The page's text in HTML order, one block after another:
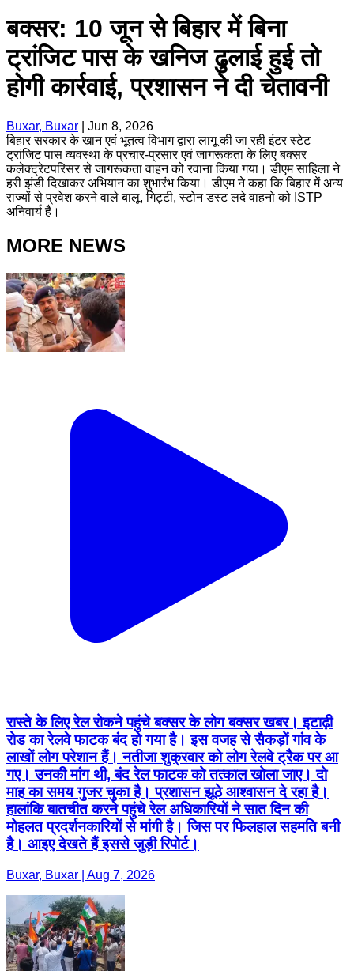
बक्सर: 10 जून से बिहार में बिना
ट्रांजिट पास के खनिज ढुलाई हुई तो
होगी कार्रवाई, प्रशासन ने दी चेतावनी
Buxar, Buxar
Jun 8, 2026
बिहार सरकार के खान एवं भूतत्व विभाग द्वारा लागू की जा रही इंटर स्टेट
ट्रांजिट पास व्यवस्था के प्रचार-प्रसार एवं जागरूकता के लिए बक्सर
कलेक्ट्रेटपरिसर से जागरूकता वाहन को रवाना किया गया। डीएम साहिला ने
हरी झंडी दिखाकर अभियान का शुभारंभ किया। डीएम ने कहा कि बिहार में अन्य
राज्यों से प्रवेश करने वाले बालू, गिट्टी, स्टोन डस्ट लदे वाहनो को ISTP
अनिवार्य है।
MORE NEWS
रास्ते के लिए रेल रोकने पहुंचे बक्सर के लोग बक्सर खबर। इटाढ़ी
रोड का रेलवे फाटक बंद हो गया है। इस वजह से सैकड़ों गांव के
लाखों लोग परेशान हैं। नतीजा शुक्रवार को लोग रेलवे ट्रैक पर आ
गए। उनकी मांग थी, बंद रेल फाटक को तत्काल खोला जाए। दो
माह का समय गुजर चुका है। प्रशासन झूठे आश्वासन दे रहा है।
हालांकि बातचीत करने पहुंचे रेल अधिकारियों ने सात दिन की
मोहलत प्रदर्शनकारियों से मांगी है। जिस पर फिलहाल सहमति बनी
है। आइए देखते हैं इससे जुड़ी रिपोर्ट।
Buxar, Buxar | Aug 7, 2026